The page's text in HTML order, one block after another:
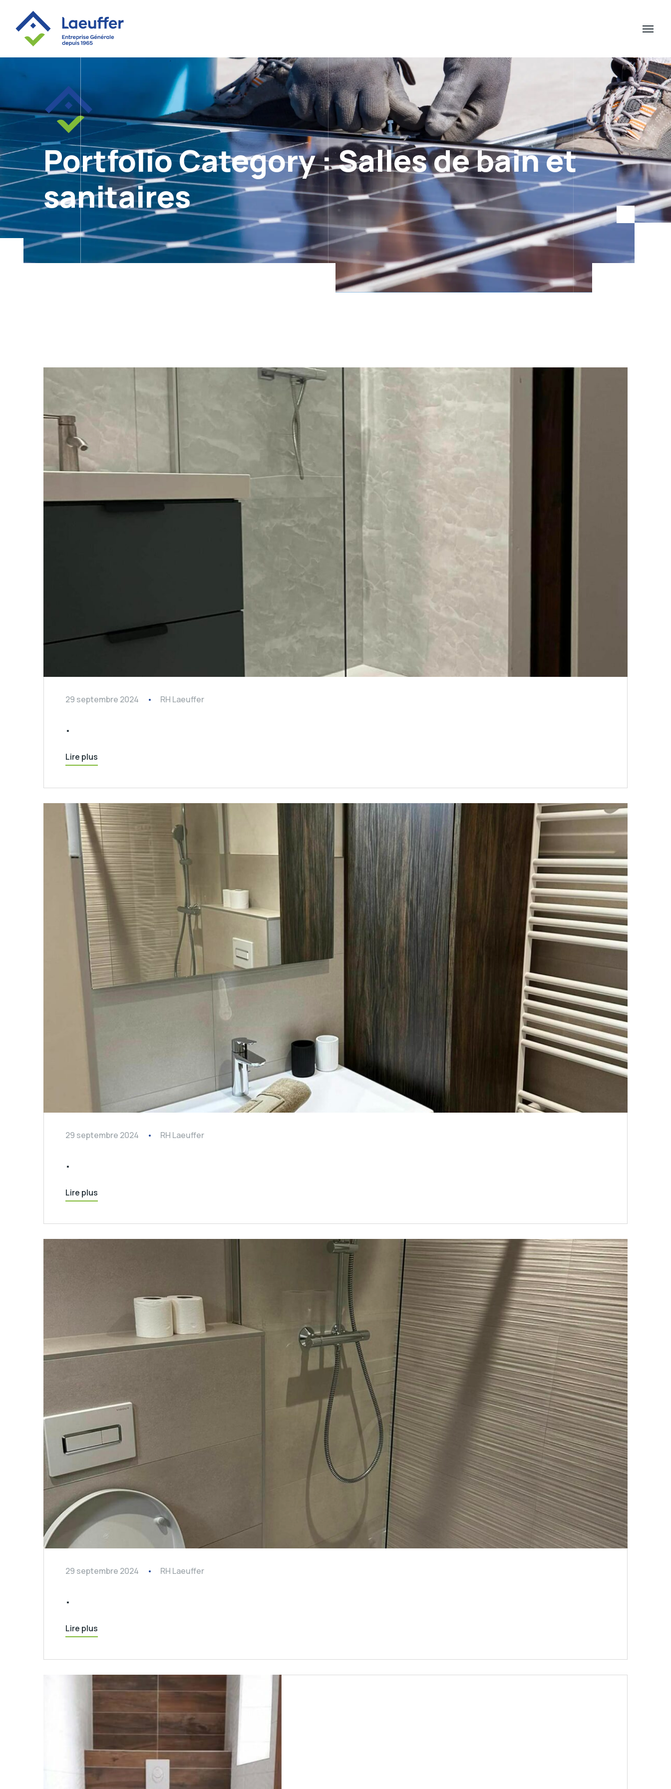
Portfolio Category :Salles de bain et
sanitaires
29 septembre 2024 RH Laeuffer
.
Lire plus
29 septembre 2024 RH Laeuffer
.
Lire plus
29 septembre 2024 RH Laeuffer
.
Lire plus